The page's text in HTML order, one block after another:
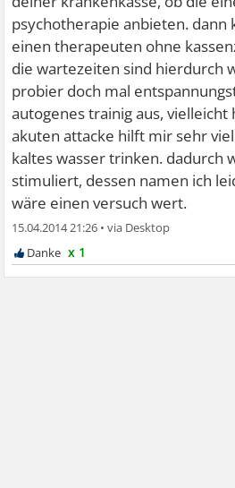
psychotherapie anbieten. dann
einen therapeuten ohne
die wartezeiten sind hierdurch
probier doch mal
autogenes trainig aus,
akuten attacke hilft mir sehr
kaltes wasser trinken. dadurch
stimuliert, dessen namen ich
wäre einen versuch wert.
15.04.2014 21:26 •
x 1